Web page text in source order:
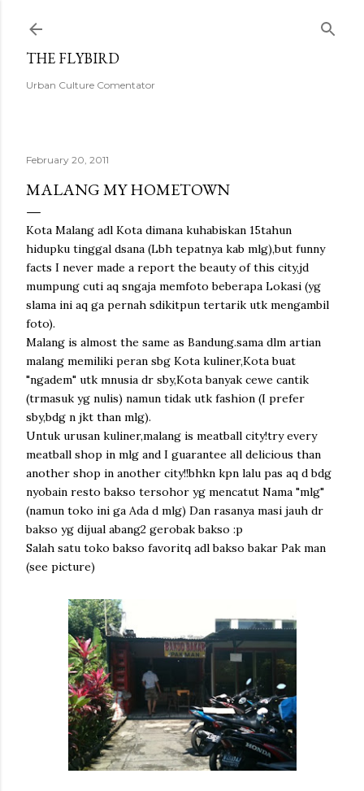
THE FLYBIRD
Urban Culture Comentator
February 20, 2011
MALANG MY HOMETOWN
Kota Malang adl Kota dimana kuhabiskan 15tahun
hidupku tinggal dsana (Lbh tepatnya kab mlg),but funny
facts I never made a report the beauty of this city,jd
mumpung cuti aq sngaja memfoto beberapa Lokasi (yg
slama ini aq ga pernah sdikitpun tertarik utk mengambil
foto).
Malang is almost the same as Bandung.sama dlm artian
malang memiliki peran sbg Kota kuliner,Kota buat
"ngadem" utk mnusia dr sby,Kota banyak cewe cantik
(trmasuk yg nulis) namun tidak utk fashion (I prefer
sby,bdg n jkt than mlg).
Untuk urusan kuliner,malang is meatball city!try every
meatball shop in mlg and I guarantee all delicious than
another shop in another city!!bhkn kpn lalu pas aq d bdg
nyobain resto bakso tersohor yg mencatut Nama "mlg"
(namun toko ini ga Ada d mlg) Dan rasanya masi jauh dr
bakso yg dijual abang2 gerobak bakso :p
Salah satu toko bakso favoritq adl bakso bakar Pak man
(see picture)